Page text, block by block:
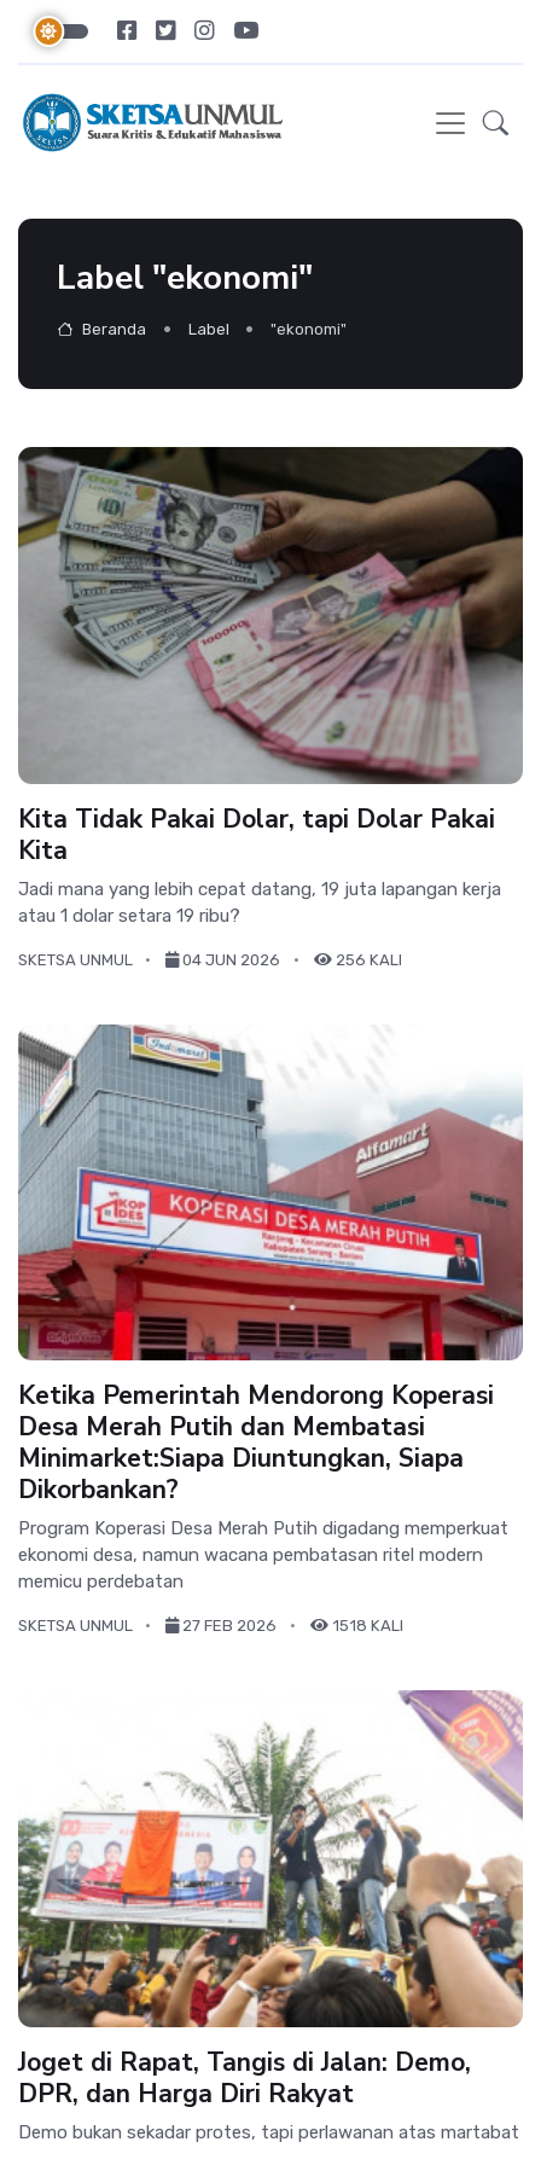
Label "ekonomi"
Beranda Label "ekonomi"
Kita Tidak Pakai Dolar, tapi Dolar Pakai
Kita
Jadi mana yang lebih cepat datang, 19 juta lapangan kerja
atau 1 dolar setara 19 ribu?
SKETSA UNMUL 04 JUN 2026 256 KALI
Ketika Pemerintah Mendorong Koperasi
Desa Merah Putih dan Membatasi
Minimarket:Siapa Diuntungkan, Siapa
Dikorbankan?
Program Koperasi Desa Merah Putih digadang memperkuat
ekonomi desa, namun wacana pembatasan ritel modern
memicu perdebatan
SKETSA UNMUL 27 FEB 2026 1518 KALI
Joget di Rapat, Tangis di Jalan: Demo,
DPR, dan Harga Diri Rakyat
Demo bukan sekadar protes, tapi perlawanan atas martabat